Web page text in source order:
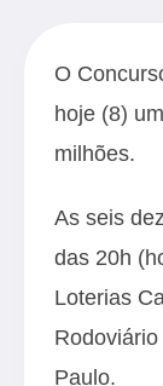
O
hoje (8)
milhões.
As seis
das 20h
Loterias
Paulo.